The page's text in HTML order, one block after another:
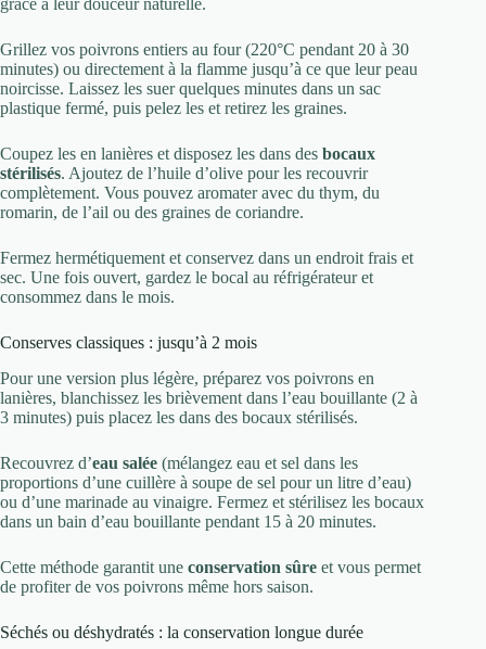
Grillez vos poivrons entiers au four (220°C pendant 20 à 30
minutes) ou directement à la flamme jusqu’à ce que leur peau
noircisse. Laissez les suer quelques minutes dans un sac
plastique fermé, puis pelez les et retirez les graines.
Coupez les en lanières et disposez les dans des bocaux
stérilisés. Ajoutez de l’huile d’olive pour les recouvrir
complètement. Vous pouvez aromater avec du thym, du
romarin, de l’ail ou des graines de coriandre.
Fermez hermétiquement et conservez dans un endroit frais et
sec. Une fois ouvert, gardez le bocal au réfrigérateur et
consommez dans le mois.
Conserves classiques : jusqu’à 2 mois
Pour une version plus légère, préparez vos poivrons en
lanières, blanchissez les brièvement dans l’eau bouillante (2 à
3 minutes) puis placez les dans des bocaux stérilisés.
Recouvrez d’eau salée (mélangez eau et sel dans les
proportions d’une cuillère à soupe de sel pour un litre d’eau)
ou d’une marinade au vinaigre. Fermez et stérilisez les bocaux
dans un bain d’eau bouillante pendant 15 à 20 minutes.
Cette méthode garantit une conservation sûre et vous permet
de profiter de vos poivrons même hors saison.
Séchés ou déshydratés : la conservation longue durée